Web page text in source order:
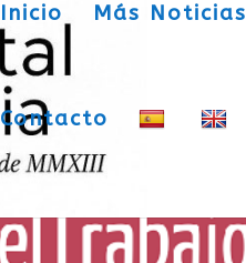
Inicio Más Noticias
Contacto